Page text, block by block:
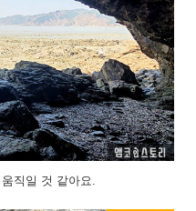
직일 것 같아요.